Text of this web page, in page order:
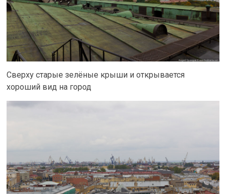
Сверху старые зелёные крыши и открывается
хороший вид на город